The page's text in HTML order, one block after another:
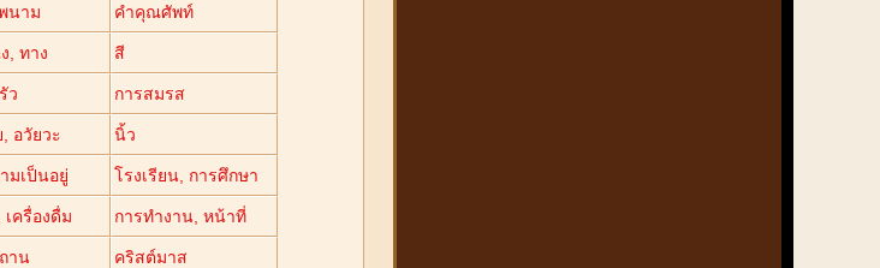
นาม คำคุณศัพท์
, ทาง สี
ว การสมรส
อวัยวะ นิ้ว
มเป็นอยู่ โรงเรียน, การศึกษา
เครื่องดื่ม การทำงาน, หน้าที่
าน คริสต์มาส